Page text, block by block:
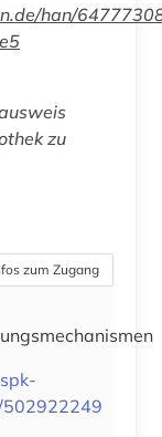
han/
zu
zum Zugang
502922249